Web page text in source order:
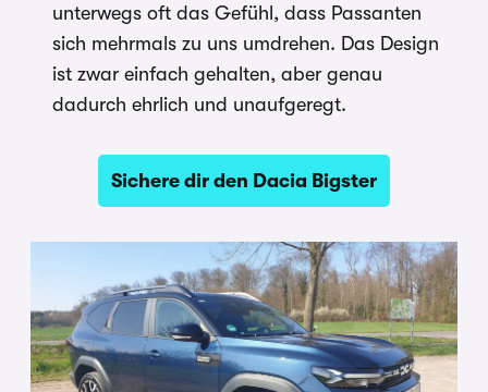
unterwegs oft das Gefühl, dass Passanten
sich mehrmals zu uns umdrehen. Das Design
ist zwar einfach gehalten, aber genau
dadurch ehrlich und unaufgeregt.
Sichere dir den Dacia Bigster